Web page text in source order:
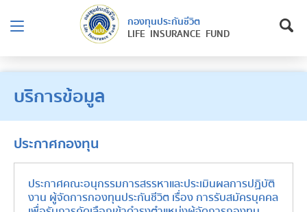
กองทุนประกันชีวิต
LIFE INSURANCE FUND
บริการข้อมูล
ประกาศกองทุน
ประกาศคณะอนุกรรมการสรรหาและประเมินผลการปฏิบัติ
งาน ผู้จัดการกองทุนประกันชีวิต เรื่อง การรับสมัครบุคคล